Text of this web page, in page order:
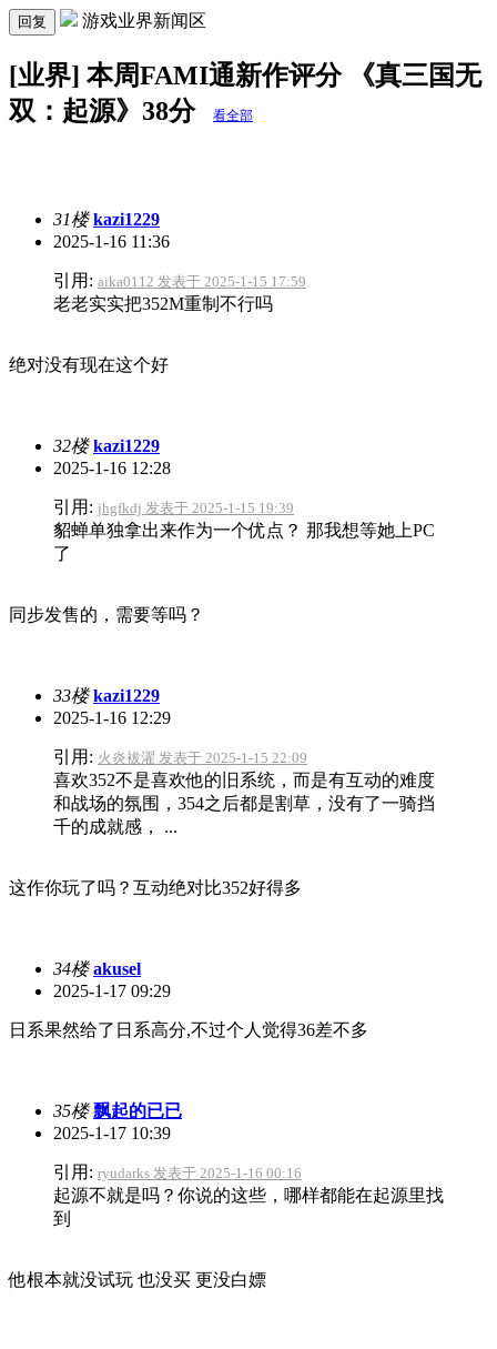
回复 游戏业界新闻区
[业界] 本周FAMI通新作评分 ​《真三国无
双：起源》38分
看全部
31楼 kazi1229
2025-1-16 11:36
引用: aika0112 发表于 2025-1-15 17:59
老老实实把352M重制不行吗
绝对没有现在这个好
32楼 kazi1229
2025-1-16 12:28
引用: jhgfkdj 发表于 2025-1-15 19:39
貂蝉单独拿出来作为一个优点？ 那我想等她上PC
了
同步发售的，需要等吗？
33楼 kazi1229
2025-1-16 12:29
引用: 火炎袚濯 发表于 2025-1-15 22:09
喜欢352不是喜欢他的旧系统，而是有互动的难度
和战场的氛围，354之后都是割草，没有了一骑挡
千的成就感， ...
这作你玩了吗？互动绝对比352好得多
34楼 akusel
2025-1-17 09:29
日系果然给了日系高分,不过个人觉得36差不多
35楼 飘起的已已
2025-1-17 10:39
引用: ryudarks 发表于 2025-1-16 00:16
起源不就是吗？你说的这些，哪样都能在起源里找
到
他根本就没试玩 也没买 更没白嫖